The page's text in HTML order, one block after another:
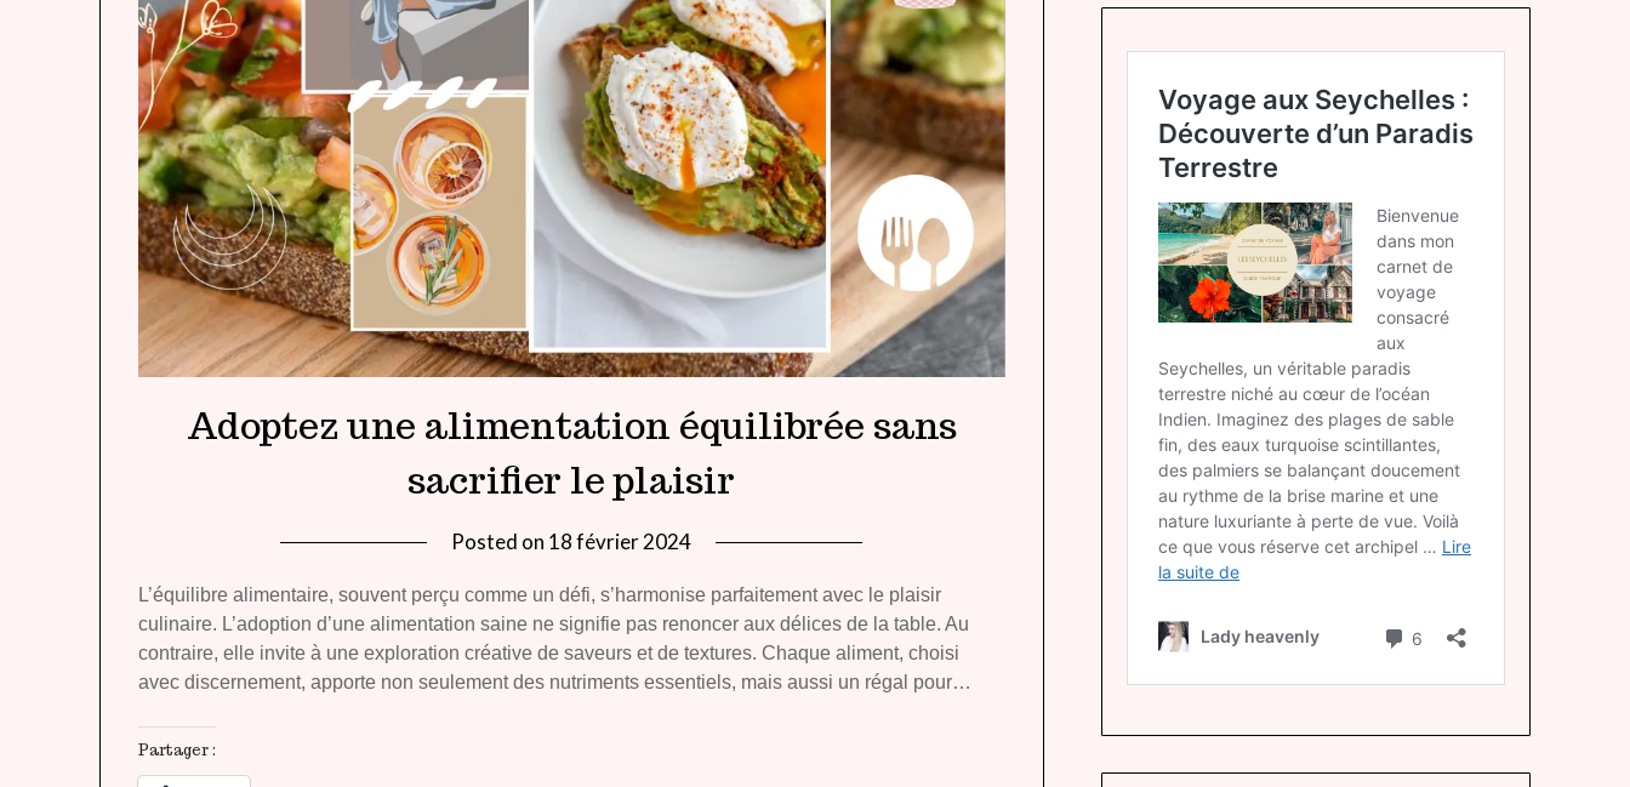
Adoptez une alimentation équilibrée sans
sacrifier le plaisir
Posted on 18 février 2024
heavenly
L’équilibre alimentaire, souvent perçu comme un défi, s’harmonise parfaitement avec le plaisir
culinaire. L’adoption d’une alimentation saine ne signifie pas renoncer aux délices de la table. Au
contraire, elle invite à une exploration créative de saveurs et de textures. Chaque aliment, choisi
avec discernement, apporte non seulement des nutriments essentiels, mais aussi un régal pour…
Partager :